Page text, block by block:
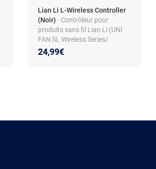
Lian Li L-Wireless Controller
(Noir)- Contrôleur pour
produits sans fil Lian Li (UNI
FAN SL Wireless Series/
Strimer Wireless)
24,99€